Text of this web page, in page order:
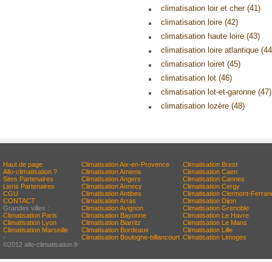
climatisation loir et cher (41)
climatisation loire (42)
climatisation haute loire (43)
climatisation loire atlantique
climatisation loiret (45)
climatisation lot (46)
climatisation lot-et-garonne (47)
climatisation lozère (48)
Haut de page
Allo-climatisation ?
Sites Partenaires
Liens Partenaires
CGU
CONTACT
Grandes villes :
Climatisation Paris
Climatisation Lyon
Climatisation Marseille
-
©2012 allo-climatisation.fr
Climatisation Aix-en-Provence
Climatisation Amiens
Climatisation Angers
Climatisation Annecy
Climatisation Antibes
Climatisation Arras
Climatisation Avignon
Climatisation Bayonne
Climatisation Biarritz
Climatisation Bordeaux
Climatisation Boulogne-billancourt
Climatisation Brest
Climatisation Caen
Climatisation Cannes
Climatisation Cergy
Climatisation Clermont-
Climatisation Dijon
Climatisation Grenoble
Climatisation Le Havre
Climatisation Le Mans
Climatisation Lille
Climatisation Limoges